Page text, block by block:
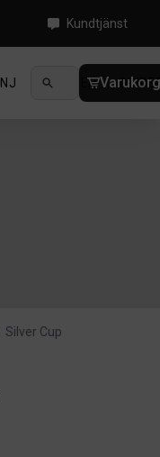
Kundtjänst
NYHETER
Silver Cup